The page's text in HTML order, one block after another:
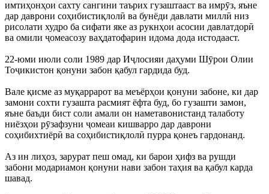
имтиҳонҳои сахту сангини таърих гузаштааст ва имрӯз, яъне
дар даврони соҳибистиқлолӣ ва бунёди давлати миллӣ низ
рисолати худро ба сифати яке аз рукнҳои асосии давлатдорӣ
ва омили ҷомеасозу ваҳдатофарин идома дода истодааст.
22-юми июли соли 1989 дар Иҷлосияи даҳуми Шӯрои Олии
Тоҷикистон қонуни забон қабул гардида буд.
Вале қисме аз муқаррарот ва меъёрҳои қонуни забоне, ки дар
замони сохти гузашта расмият ёфта буд, бо гузашти замон,
яъне баъди бист соли амали он наметавонистанд талаботу
ниёзҳои рӯзафзуни ҷомеаи кишварро дар даврони
соҳибихтиёрӣ ва соҳибистиқлолӣ пурра қонеъ гардонанд.
Аз ин лиҳоз, зарурат пеш омад, ки барои ҳифз ва рушди
забони модариамон қонуни нави забон таҳия ва қабул карда
шавад.